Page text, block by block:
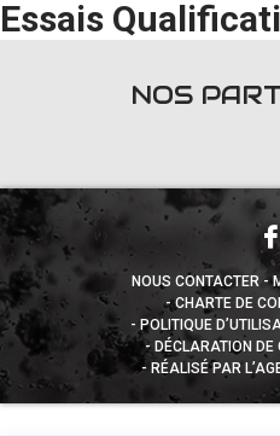
RÉSULTATS
Essais
NOS
NOUS CONTACTER
CHARTE DE
POLITIQUE
DÉCLARATION DE
RÉALISÉ PAR